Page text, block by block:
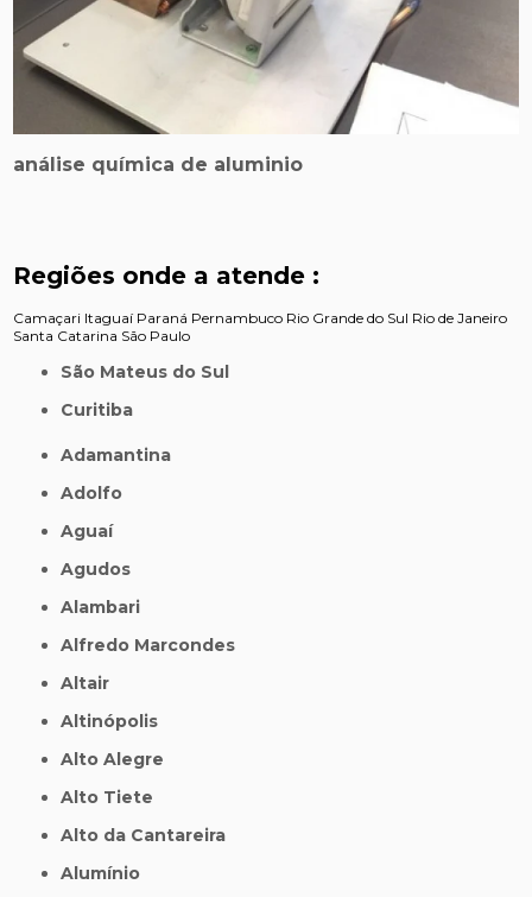
análise química de aluminio
Regiões onde a atende :
Camaçari Itaguaí Paraná Pernambuco Rio Grande do Sul Rio de Janeiro
Santa Catarina São Paulo
São Mateus do Sul
Curitiba
Adamantina
Adolfo
Aguaí
Agudos
Alambari
Alfredo Marcondes
Altair
Altinópolis
Alto Alegre
Alto Tiete
Alto da Cantareira
Alumínio